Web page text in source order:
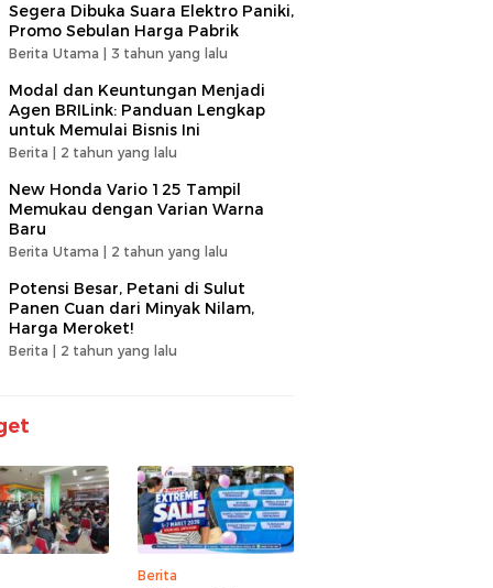
Segera Dibuka Suara Elektro Paniki,
Promo Sebulan Harga Pabrik
Berita Utama | 3 tahun yang lalu
Modal dan Keuntungan Menjadi
Agen BRILink: Panduan Lengkap
untuk Memulai Bisnis Ini
Berita | 2 tahun yang lalu
New Honda Vario 125 Tampil
Memukau dengan Varian Warna
Baru
Berita Utama | 2 tahun yang lalu
Potensi Besar, Petani di Sulut
Panen Cuan dari Minyak Nilam,
Harga Meroket!
Berita | 2 tahun yang lalu
Berita